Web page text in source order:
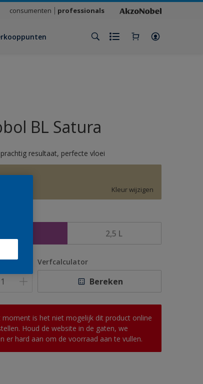
consumenten professionals
BL Satura
resultaat, perfecte vloei
Kleur wijzigen
2,5 L
Verfcalculator
Bereken
moment is het niet mogelijk dit product online
Houd de website in de gaten, we
er hard aan om de voorraad aan te vullen.